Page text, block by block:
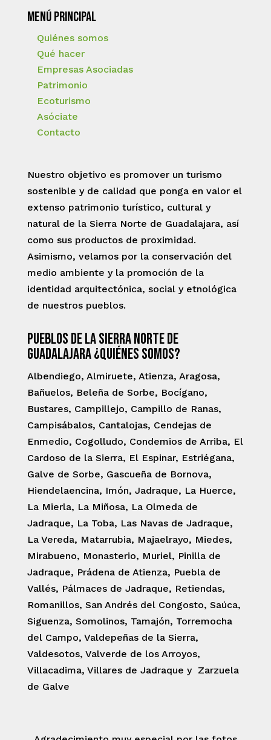
Menú principal
Quiénes somos
Qué hacer
Empresas Asociadas
Patrimonio
Ecoturismo
Asóciate
Contacto
Nuestro objetivo es promover un turismo
sostenible y de calidad que ponga en valor el
extenso patrimonio turístico, cultural y
natural de la Sierra Norte de Guadalajara, así
como sus productos de proximidad.
Asimismo, velamos por la conservación del
medio ambiente y la promoción de la
identidad arquitectónica, social y etnológica
de nuestros pueblos.
Pueblos de la Sierra Norte de
Guadalajara ¿Quiénes somos?
Albendiego, Almiruete, Atienza, Aragosa,
Bañuelos, Beleña de Sorbe, Bocígano,
Bustares, Campillejo, Campillo de Ranas,
Campisábalos, Cantalojas, Cendejas de
Enmedio, Cogolludo, Condemios de Arriba, El
Cardoso de la Sierra, El Espinar, Estriégana,
Galve de Sorbe, Gascueña de Bornova,
Hiendelaencina, Imón, Jadraque, La Huerce,
La Mierla, La Miñosa, La Olmeda de
Jadraque, La Toba, Las Navas de Jadraque,
La Vereda, Matarrubia, Majaelrayo, Miedes,
Mirabueno, Monasterio, Muriel, Pinilla de
Jadraque, Prádena de Atienza, Puebla de
Vallés, Pálmaces de Jadraque, Retiendas,
Romanillos, San Andrés del Congosto, Saúca,
Siguenza, Somolinos, Tamajón, Torremocha
del Campo, Valdepeñas de la Sierra,
Valdesotos, Valverde de los Arroyos,
Villacadima, Villares de Jadraque y Zarzuela
de Galve